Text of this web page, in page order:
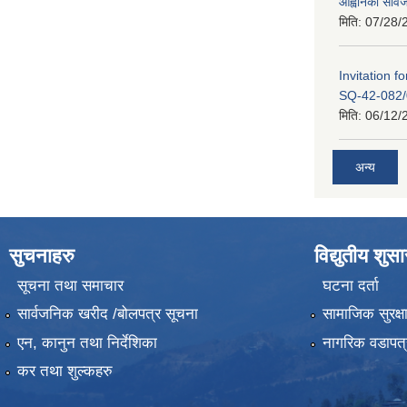
मिति: 07/28/
Invitation
SQ-42-
मिति: 06/12/
अन्य
सुचनाहरु
सूचना तथा समाचार
सार्वजनिक खरीद /बोलपत्र सूचना
एन, कानुन तथा निर्देशिका
कर तथा शुल्कहरु
विद्युतीय
घटना दर्ता
सामाजिक सुरक्षा
नागरिक